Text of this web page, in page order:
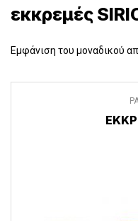
εκκρεμές
Εμφάνιση του μοναδικού